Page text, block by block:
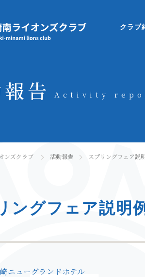
クラブ
告 Activity
ンズクラブ 活動報告 スプリングフェア説
ングフェア説明
ニューグランドホテル